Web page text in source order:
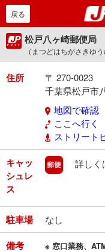
戻る
松戸八ヶ崎郵便局
（まつどはちがさきゆ
住所
〒 270-0023
千葉県松戸市
地図で確認
ここへ行く
ストリート
キャッ
シュレ
ス
郵便
詳しく
駐車場 なし
備考 ※ 窓口業務、